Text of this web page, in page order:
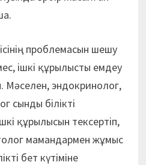
проблемасын шешу
ішкі құрылысты емдеу
Мәселен, эндокринолог,
сынды білікті
құрылысын тексертіп,
мамандармен жұмыс
бет күтіміне